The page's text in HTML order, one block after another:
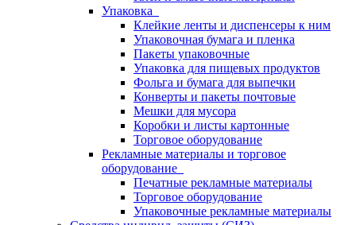
Упаковка
Клейкие ленты и диспенсеры к ним
Упаковочная бумага и пленка
Пакеты упаковочные
Упаковка для пищевых продуктов
Фольга и бумага для выпечки
Конверты и пакеты почтовые
Мешки для мусора
Коробки и листы картонные
Торговое оборудование
Рекламные материалы и торговое
оборудование
Печатные рекламные материалы
Торговое оборудование
Упаковочные рекламные материалы